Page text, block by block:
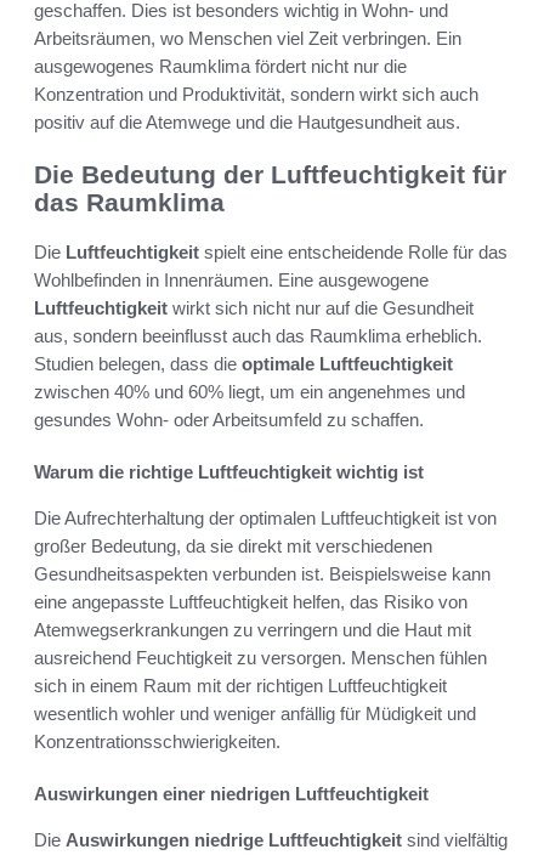
geschaffen. Dies ist besonders wichtig in Wohn- und
Arbeitsräumen, wo Menschen viel Zeit verbringen. Ein
ausgewogenes Raumklima fördert nicht nur die
Konzentration und Produktivität, sondern wirkt sich auch
positiv auf die Atemwege und die Hautgesundheit aus.
Die Bedeutung der Luftfeuchtigkeit für
das Raumklima
Die Luftfeuchtigkeit spielt eine entscheidende Rolle für das
Wohlbefinden in Innenräumen. Eine ausgewogene
Luftfeuchtigkeit wirkt sich nicht nur auf die Gesundheit
aus, sondern beeinflusst auch das Raumklima erheblich.
Studien belegen, dass die optimale Luftfeuchtigkeit
zwischen 40% und 60% liegt, um ein angenehmes und
gesundes Wohn- oder Arbeitsumfeld zu schaffen.
Warum die richtige Luftfeuchtigkeit wichtig ist
Die Aufrechterhaltung der optimalen Luftfeuchtigkeit ist von
großer Bedeutung, da sie direkt mit verschiedenen
Gesundheitsaspekten verbunden ist. Beispielsweise kann
eine angepasste Luftfeuchtigkeit helfen, das Risiko von
Atemwegserkrankungen zu verringern und die Haut mit
ausreichend Feuchtigkeit zu versorgen. Menschen fühlen
sich in einem Raum mit der richtigen Luftfeuchtigkeit
wesentlich wohler und weniger anfällig für Müdigkeit und
Konzentrationsschwierigkeiten.
Auswirkungen einer niedrigen Luftfeuchtigkeit
Die Auswirkungen niedrige Luftfeuchtigkeit sind vielfältig